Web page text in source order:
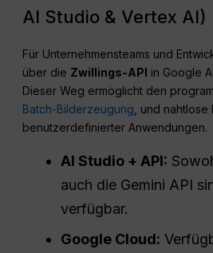
AI Studio & Vertex AI)
Für Unternehmensteams und
über die Zwillings-API in Google
Dieser Weg ermöglicht den
Batch-Bilderzeugung , und
benutzerdefinierter Anwendungen.
AI Studio + API:
auch die Gemini API
verfügbar.
Google Cloud: